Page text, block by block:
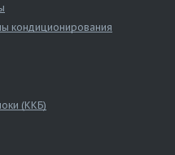
кондиционирования
(ККБ)